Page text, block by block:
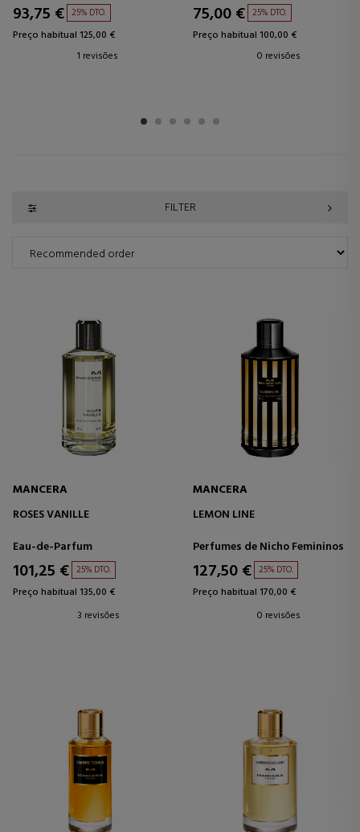
93,75 € 25% DTO.
Preço habitual 125,00 €
1 revisões
75,00 € 25% DTO.
Preço habitual 100,00 €
0 revisões
FILTER
MANCERA
ROSES VANILLE
Eau-de-Parfum
101,25 € 25% DTO.
Preço habitual 135,00 €
3 revisões
MANCERA
LEMON LINE
Perfumes de Nicho Femininos
127,50 € 25% DTO.
Preço habitual 170,00 €
0 revisões